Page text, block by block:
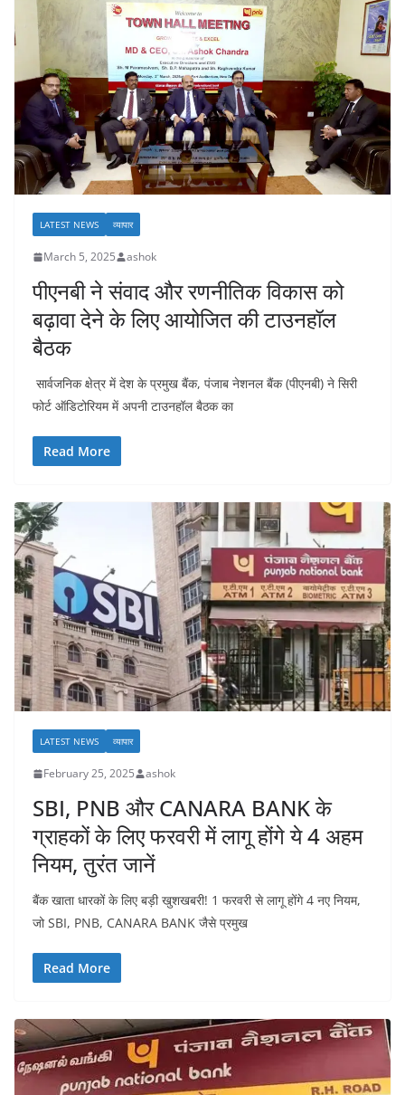
LATEST NEWS व्यापार
March 5, 2025 ashok
पीएनबी ने संवाद और रणनीतिक विकास को
बढ़ावा देने के लिए आयोजित की टाउनहॉल
बैठक
सार्वजनिक क्षेत्र में देश के प्रमुख बैंक, पंजाब नेशनल बैंक (पीएनबी) ने सिरी
फोर्ट ऑडिटोरियम में अपनी टाउनहॉल बैठक का
Read More
LATEST NEWS व्यापार
February 25, 2025 ashok
SBI, PNB और CANARA BANK के
ग्राहकों के लिए फरवरी में लागू होंगे ये 4 अहम
नियम, तुरंत जानें
बैंक खाता धारकों के लिए बड़ी खुशखबरी! 1 फरवरी से लागू होंगे 4 नए नियम,
जो SBI, PNB, CANARA BANK जैसे प्रमुख
Read More